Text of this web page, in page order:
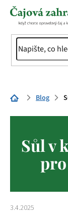
Přejít
Domů Blog
Sůl v
3.4.2025